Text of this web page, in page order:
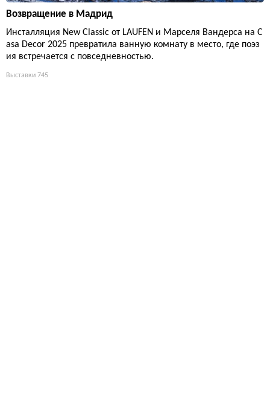
Возвращение в Мадрид
Инсталляция New Classic от LAUFEN и Марселя Вандерса на C
asa Decor 2025 превратила ванную комнату в место, где поэз
ия встречается с повседневностью.
Выставки 745